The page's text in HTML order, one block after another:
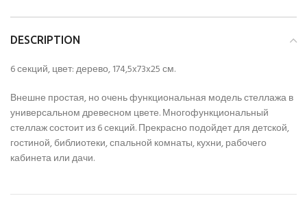
DESCRIPTION
6 секций, цвет: дерево, 174,5x73x25 см.
Внешне простая, но очень функциональная модель стеллажа в
универсальном древесном цвете. Многофункциональный
стеллаж состоит из 6 секций. Прекрасно подойдет для детской,
гостиной, библиотеки, спальной комнаты, кухни, рабочего
кабинета или дачи.